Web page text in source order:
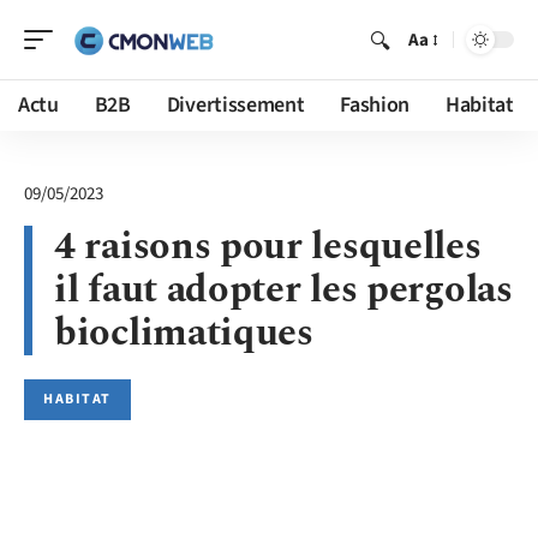
Aa
Actu B2B Divertissement Fashion Habitat
09/05/2023
4 raisons pour lesquelles
il faut adopter les pergolas
bioclimatiques
HABITAT